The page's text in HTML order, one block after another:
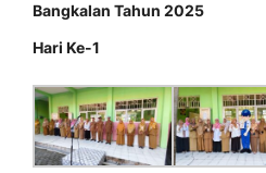
Bangkalan Tahun 2025
Hari Ke-1